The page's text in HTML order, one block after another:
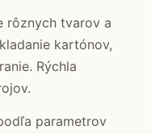
rôznych tvarov a
kartónov,
Rýchla
parametrov